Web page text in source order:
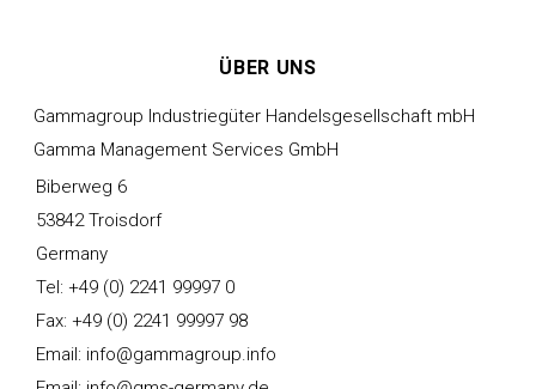
ÜBER UNS
Gammagroup Industriegüter Handelsgesellschaft mbH
Gamma Management Services GmbH
Biberweg 6
53842 Troisdorf
Germany
Tel: +49 (0) 2241 99997 0
Fax: +49 (0) 2241 99997 98
Email: info@gammagroup.info